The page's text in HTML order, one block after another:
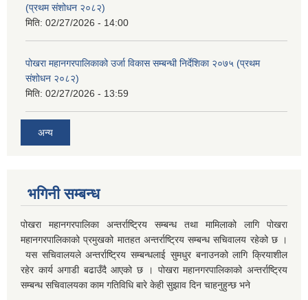
(प्रथम संशोधन २०८२)
मिति: 02/27/2026 - 14:00
पोखरा महानगरपालिकाको उर्जा विकास सम्बन्धी निर्देशिका २०७५ (प्रथम
संशोधन २०८२)
मिति: 02/27/2026 - 13:59
अन्य
भगिनी सम्बन्ध
पोखरा महानगरपालिका अन्तर्राष्ट्रिय सम्बन्ध तथा मामिलाको लागि पोखरा
महानगरपालिकाको प्रमुखको मातहत अन्तर्राष्ट्रिय सम्बन्ध सचिवालय रहेको छ ।
यस सचिवालयले अन्तर्राष्ट्रिय सम्बन्धलाई सुमधुर बनाउनको लागि क्रियाशील
रहेर कार्य अगाडी बढाउँदै आएको छ । पोखरा महानगरपालिकाको अन्तर्राष्ट्रिय
सम्बन्ध सचिवालयका काम गतिविधि बारे केही सुझाव दिन चाहनुहुन्छ भने